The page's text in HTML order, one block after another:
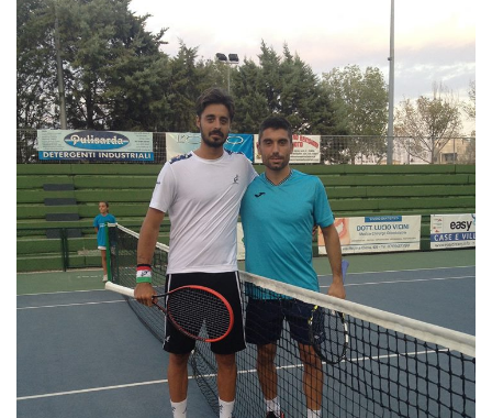
Statuto
Attività
Struttura
Tornei
Wheelchair
News
Rassegna Stampa